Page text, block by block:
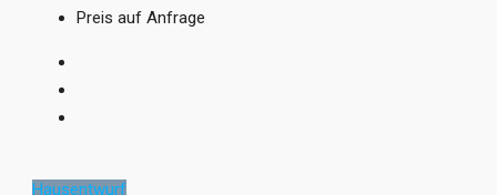
Preis auf Anfrage
Hausentwurf